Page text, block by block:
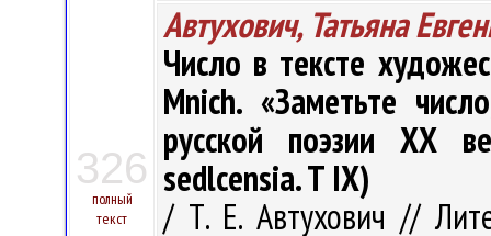
326
полный
текст
Автухович, Татьяна
Число в тексте
Mnich. «Заметьте
русской поэзии ХХ
sedlcensia. T IX)
/ Т. Е. Автухович //